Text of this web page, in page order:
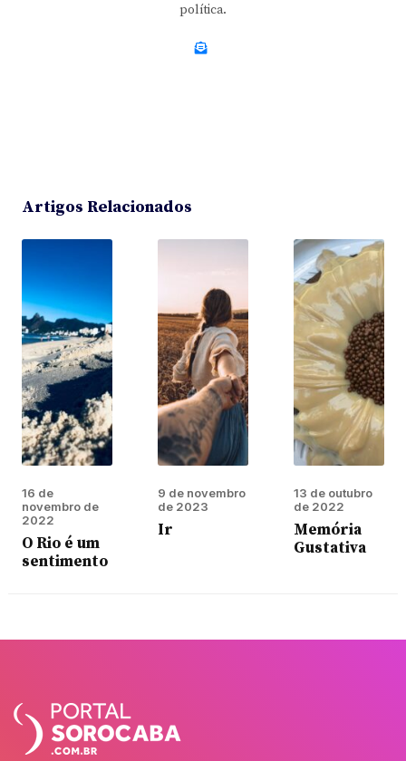
política.
Artigos Relacionados
16 de
novembro de
2022
O Rio é um
sentimento
9 de novembro
de 2023
Ir
13 de outubro
de 2022
Memória
Gustativa